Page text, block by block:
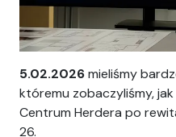
5.02.2026mieliśmy
któremu zobaczyliśmy,
Centrum Herdera po
26.